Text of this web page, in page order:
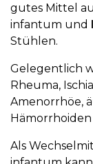
gutes Mittel
infantum und
Stühlen.
Gelegentlich
Rheuma,
Amenorrhöe,
Als